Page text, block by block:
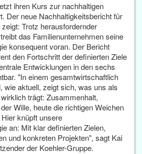
ihren Kurs zur nachhaltigen
Der neue Nachhaltigkeitsbericht für
Trotz herausfordernder
das Familienunternehmen seine
konsequent voran. Der Bericht
den Fortschritt der definierten Ziele
Entwicklungen in den sechs
"In einem gesamtwirtschaftlich
wie aktuell, zeigt sich, was uns als
trägt: Zusammenhalt,
Wille, heute die richtigen Weichen
knüpft unsere
an: Mit klar definierten Zielen,
und konkreten Projekten", sagt Kai
der Koehler-Gruppe.